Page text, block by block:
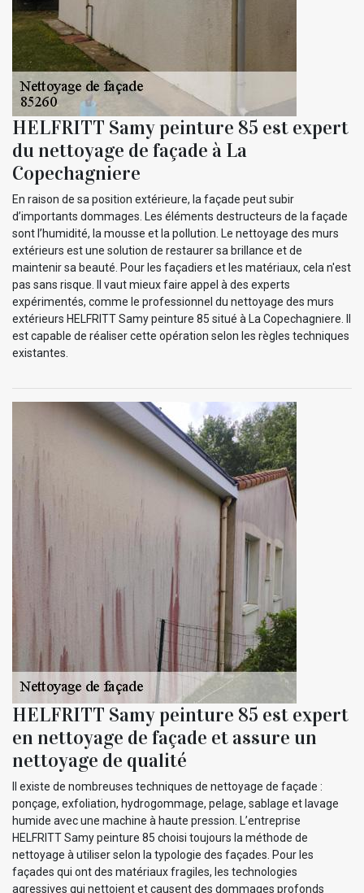
HELFRITT Samy peinture 85 est expert
du nettoyage de façade à La
Copechagniere
En raison de sa position extérieure, la façade peut subir
d’importants dommages. Les éléments destructeurs de la façade
sont l’humidité, la mousse et la pollution. Le nettoyage des murs
extérieurs est une solution de restaurer sa brillance et de
maintenir sa beauté. Pour les façadiers et les matériaux, cela n'est
pas sans risque. Il vaut mieux faire appel à des experts
expérimentés, comme le professionnel du nettoyage des murs
extérieurs HELFRITT Samy peinture 85 situé à La Copechagniere. Il
est capable de réaliser cette opération selon les règles techniques
existantes.
HELFRITT Samy peinture 85 est expert
en nettoyage de façade et assure un
nettoyage de qualité
Il existe de nombreuses techniques de nettoyage de façade :
ponçage, exfoliation, hydrogommage, pelage, sablage et lavage
humide avec une machine à haute pression. L’entreprise
HELFRITT Samy peinture 85 choisi toujours la méthode de
nettoyage à utiliser selon la typologie des façades. Pour les
façades qui ont des matériaux fragiles, les technologies
agressives qui nettoient et causent des dommages profonds